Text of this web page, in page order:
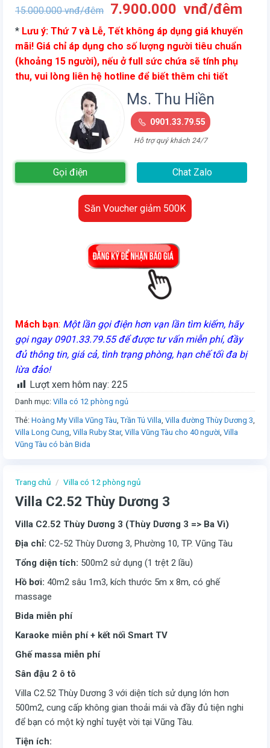
Trang chủ / Villa có 12 phòng ngủ
Villa C2.52 Thùy Dương 3
Villa C2.52 Thùy Dương 3 (Thùy Dương 3 => Ba Vì)
Địa chỉ: C2-52 Thùy Dương 3, Phường 10, TP. Vũng Tàu
Tổng diện tích: 500m2 sử dụng (1 trệt 2 lầu)
Hồ bơi: 40m2 sâu 1m3, kích thước 5m x 8m, có ghế
massage
Bida miễn phí
Karaoke miễn phí + kết nối Smart TV
Ghế massa miễn phí
Sân đậu 2 ô tô
Villa C2.52 Thùy Dương 3 với diện tích sử dụng lớn hơn
500m2, cung cấp không gian thoải mái và đầy đủ tiện nghi
để bạn có một kỳ nghỉ tuyệt vời tại Vũng Tàu.
Tiện ích:
15.000.000vnđ/đêm
Giá
gốc
là:
15.000.000
vnđ/
đêm.
7.900.000 vnđ/đêmGiá
tại
là:
* Lưu ý: Thứ 7 và Lễ, Tết không áp dụng giá khuyến
mãi! Giá chỉ áp dụng cho số lượng người tiêu chuẩn
(khoảng 15 người), nếu ở full sức chứa sẽ tính phụ
thu, vui lòng liên hệ hotline để biết thêm chi tiết
Ms. Thu Hiền
0901.33.79.55
Hỗ trợ quý khách 24/7
Gọi điện Chat Zalo
Săn Voucher giảm 500K
Mách bạn: Một lần gọi điện hơn vạn lần tìm kiếm, hãy
gọi ngay 0901.33.79.55 để được tư vấn miễn phí, đầy
đủ thông tin, giá cả, tình trạng phòng, hạn chế tối đa bị
lừa đảo!
Lượt xem hôm nay: 225
Danh mục: Villa có 12 phòng ngủ
Thẻ: Hoàng My Villa Vũng Tàu Trần Tú Villa Villa đường Thùy Dương 3
Villa Long Cung Villa Ruby Star, Villa Vũng Tàu cho 40 người Villa
Vũng Tàu có bàn Bida